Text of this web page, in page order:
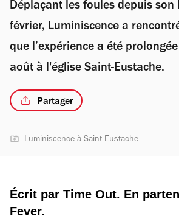
Déplaçant les foules depuis son
février, Luminiscence a
que l’expérience a été
août à l'église Saint-Eustache.
Partager
Luminiscence à Saint-Eustache
Écrit par Time Out. En
Fever.